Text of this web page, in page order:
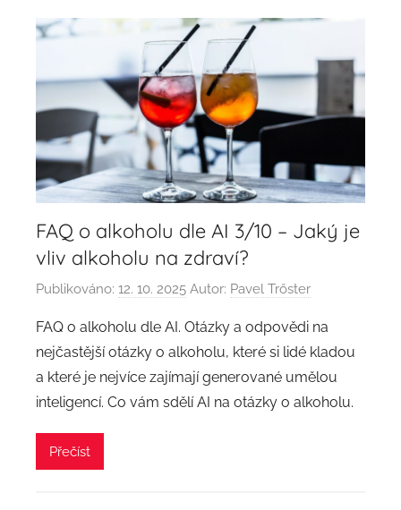
FAQ o alkoholu dle AI 3/10 – Jaký je
vliv alkoholu na zdraví?
Publikováno: 12. 10. 2025 Autor: Pavel Trőster
FAQ o alkoholu dle AI. Otázky a odpovědi na
nejčastější otázky o alkoholu, které si lidé kladou
a které je nejvíce zajímají generované umělou
inteligencí. Co vám sdělí AI na otázky o alkoholu.
Přečíst